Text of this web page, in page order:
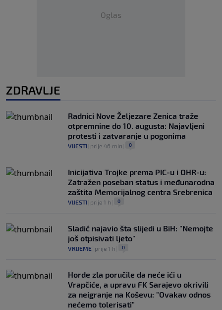
Oglas
ZDRAVLJE
Radnici Nove Željezare Zenica traže
otpremnine do 10. augusta: Najavljeni
protesti i zatvaranje u pogonima
VIJESTI prije 46 min 0
Inicijativa Trojke prema PIC-u i OHR-u:
Zatražen poseban status i međunarodna
zaštita Memorijalnog centra Srebrenica
VIJESTI prije 1 h 0
Sladić najavio šta slijedi u BiH: "Nemojte
još otpisivati ljeto"
VRIJEME prije 1 h 0
Horde zla poručile da neće ići u
Vrapčiće, a upravu FK Sarajevo okrivili
za neigranje na Koševu: "Ovakav odnos
nećemo tolerisati"